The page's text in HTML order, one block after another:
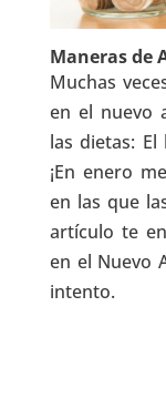
Maneras de
Muchas
en el nuevo
las dietas:
¡En enero
en las que
artículo te
en el Nuevo
intento.